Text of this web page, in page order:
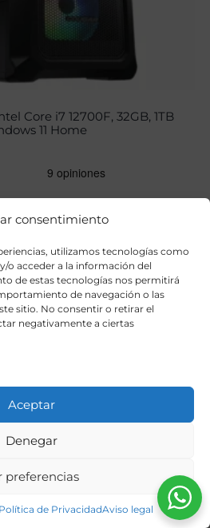
consentimiento
utilizamos tecnologías como
o acceder a la información del
de estas tecnologías nos permitirá
de navegación o las
sitio. No consentir o retirar el
negativamente a ciertas
Aceptar
Denegar
preferencias
Política de PrivacidadAviso legal
Core i7 12700F, 32GB, 1TB
11 Home